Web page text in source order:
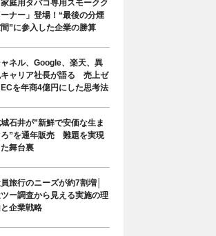
家庭用タバコ専用スモークク
ーナー」登場！“最後の分煙
”に参入した企業の勝算
ネル、Google、楽天、異
ャリア社長が語る 売上ゼ
ECを年商4億円にした思考法
石井が”新鮮で安価な生ま
ろ”を通年販売 難題を実現
た舞台裏
旅行のニーズが約7割増│
ー調査から見える実施の理
企業戦略